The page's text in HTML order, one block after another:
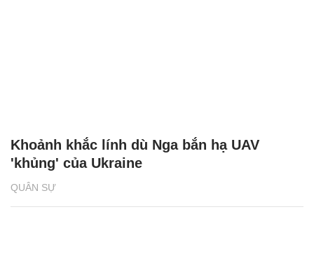
QUÂN SỰ
Khoảnh khắc lính dù Nga bắn hạ UAV
'khủng' của Ukraine